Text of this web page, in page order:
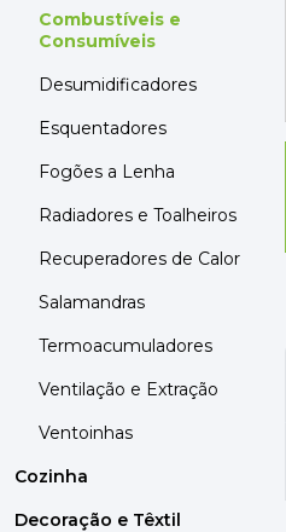
PAVIMENTOS E REVESTIMENTOS
DYRUP
Combustíveis e
Consumíveis
Desumidificadores
Esquentadores
Fogões a Lenha
Radiadores e Toalheiros
Recuperadores de Calor
Salamandras
Termoacumuladores
Ventilação e Extração
Ventoinhas
Cozinha
Decoração e Têxtil